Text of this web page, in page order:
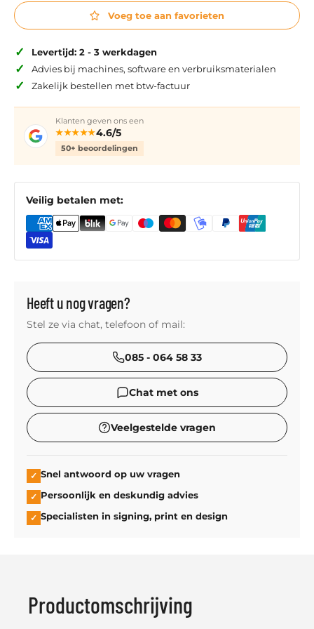
Voeg toe aan favorieten
✓ Levertijd: 2 - 3 werkdagen
✓ Advies bij machines, software en verbruiksmaterialen
✓ Zakelijk bestellen met btw-factuur
Klanten geven ons een
★★★★★4.6/5
50+ beoordelingen
Veilig betalen met:
Heeft u nog vragen?
Stel ze via chat, telefoon of mail:
085 - 064 58 33
Chat met ons
Veelgestelde vragen
✓ Snel antwoord op uw vragen
✓ Persoonlijk en deskundig advies
✓ Specialisten in signing, print en design
Productomschrijving